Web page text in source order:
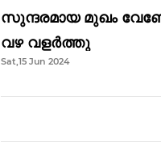
സുന്ദരമായ മുഖം
വഴ വളർത്തു
Sat,15 Jun 2024